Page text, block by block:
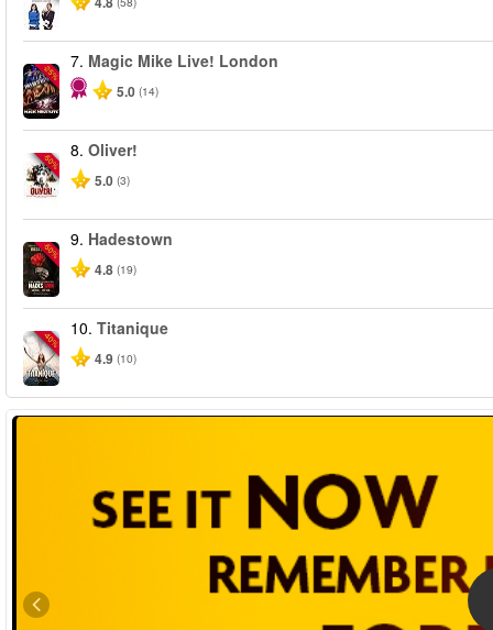
-25%
7. Magic Mike Live! London
5.0 (14)
-50%
8. Oliver!
5.0 (3)
-50%
9. Hadestown
4.8 (19)
-40%
10. Titanique
4.9 (10)